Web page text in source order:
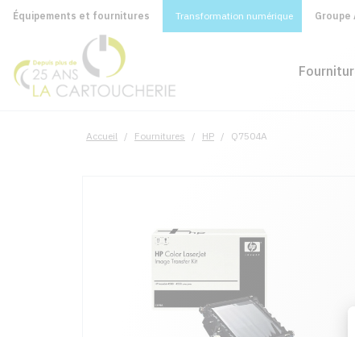
Équipements et fournitures Transformation numérique Groupe
Accueil / Fournitures / HP / Q7504A